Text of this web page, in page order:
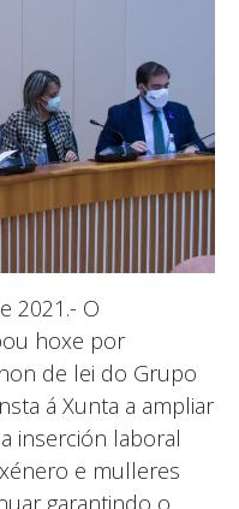
2021.- O
hoxe por
de lei do Grupo
á Xunta a ampliar
inserción laboral
e mulleres